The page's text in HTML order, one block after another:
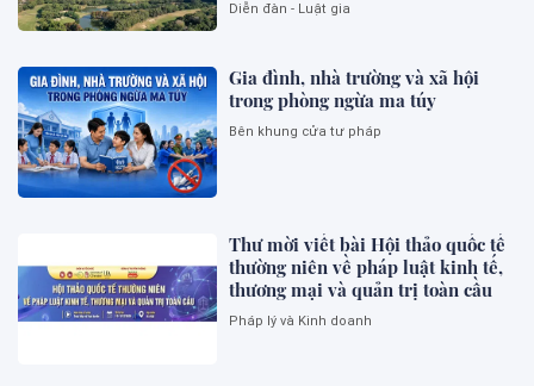
Diễn đàn - Luật gia
Gia đình, nhà trường và xã hội
trong phòng ngừa ma túy
Bên khung cửa tư pháp
Thư mời viết bài Hội thảo quốc tế
thường niên về pháp luật kinh tế,
thương mại và quản trị toàn cầu
Pháp lý và Kinh doanh